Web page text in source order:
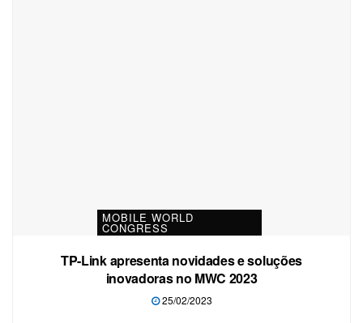
MOBILE WORLD
CONGRESS
TP-Link apresenta novidades e soluções
inovadoras no MWC 2023
25/02/2023